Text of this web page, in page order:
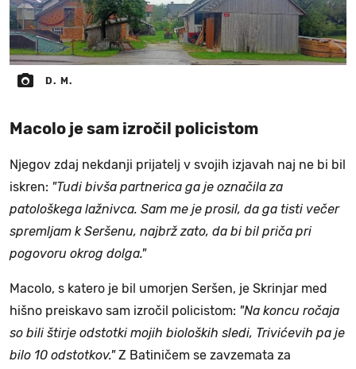
D. M.
Macolo je sam izročil policistom
Njegov zdaj nekdanji prijatelj v svojih izjavah naj ne bi bil
iskren: "Tudi bivša partnerica ga je označila za
patološkega lažnivca. Sam me je prosil, da ga tisti večer
spremljam k Seršenu, najbrž zato, da bi bil priča pri
pogovoru okrog dolga."
Macolo, s katero je bil umorjen Seršen, je Skrinjar med
hišno preiskavo sam izročil policistom: "Na koncu ročaja
so bili štirje odstotki mojih bioloških sledi, Trivićevih pa je
bilo 10 odstotkov."Z Batiničem se zavzemata za